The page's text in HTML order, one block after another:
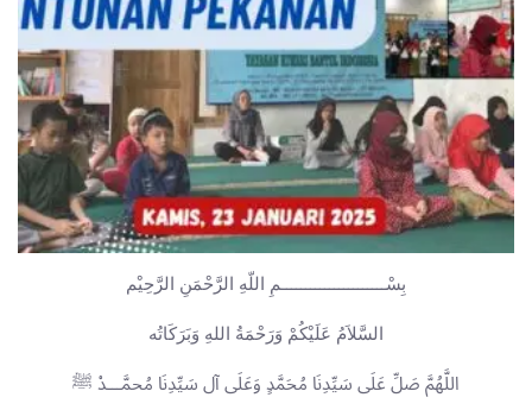
بِسْــــــــــــــــــــــمِ اللّهِ الرَّحْمَنِ الرَّحِيْم
السَّلاَمُ عَلَيْكُمْ وَرَحْمَةُ اللهِ وَبَرَكَاتُه
اللَّهُمَّ صَلِّ عَلَى سَيِّدِنَا مُحَمَّدٍ وَعَلَى آل سَيِّدِنَا مُحمَّـــدْ ﷺ